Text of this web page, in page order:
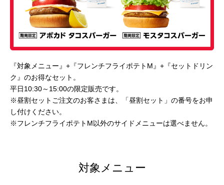
『対象メニュー』+『フレンチフライポテトM』+『セットドリン
ク』のお得なセット。
平日10:30～15:00の限定販売です。
※昼割セットご注文のお客さまは、「昼割セット」の番号をお申
し付けください。
※フレンチフライポテトM以外のサイドメニューは選べません。
対象メニュー